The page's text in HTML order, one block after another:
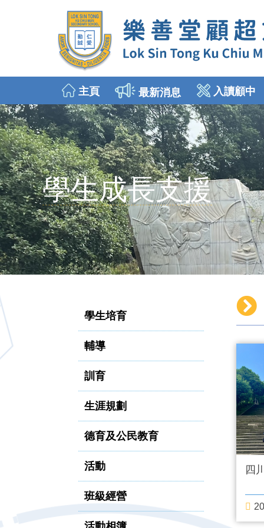
主頁 最新消息 入讀顧中
學生成長支援
學生培育
輔導
訓育
生涯規劃
德育及公民教育
活動
班級經營
四